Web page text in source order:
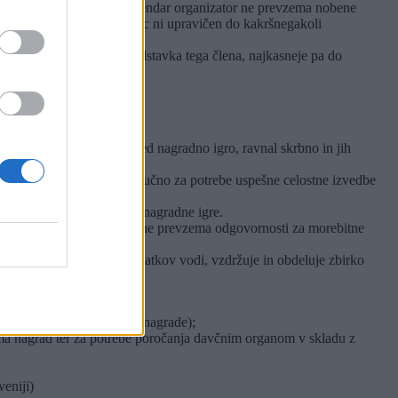
občutljive predmete, vendar organizator ne prevzema nobene
paketa, nagrajenec ni upravičen do kakršnegakoli
podatkov iz 3. odstavka tega člena, najkasneje pa do
pridobljenimi med nagradno igro, ravnal skrbno in jih
namene, kot izključno za potrebe uspešne celostne izvedbe
tudi soorganizatorju nagradne igre.
organizatorja, niti ne prevzema odgovornosti za morebitne
namena obdelave podatkov vodi, vzdržuje in obdeluje zbirko
upravičenosti do nagrade);
nagrad ter za potrebe poročanja davčnim organom v skladu z